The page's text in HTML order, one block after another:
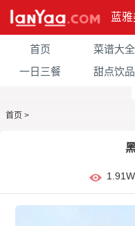
蓝
首页 菜谱大全
一日三餐
甜点饮品
首页 >
1.91W